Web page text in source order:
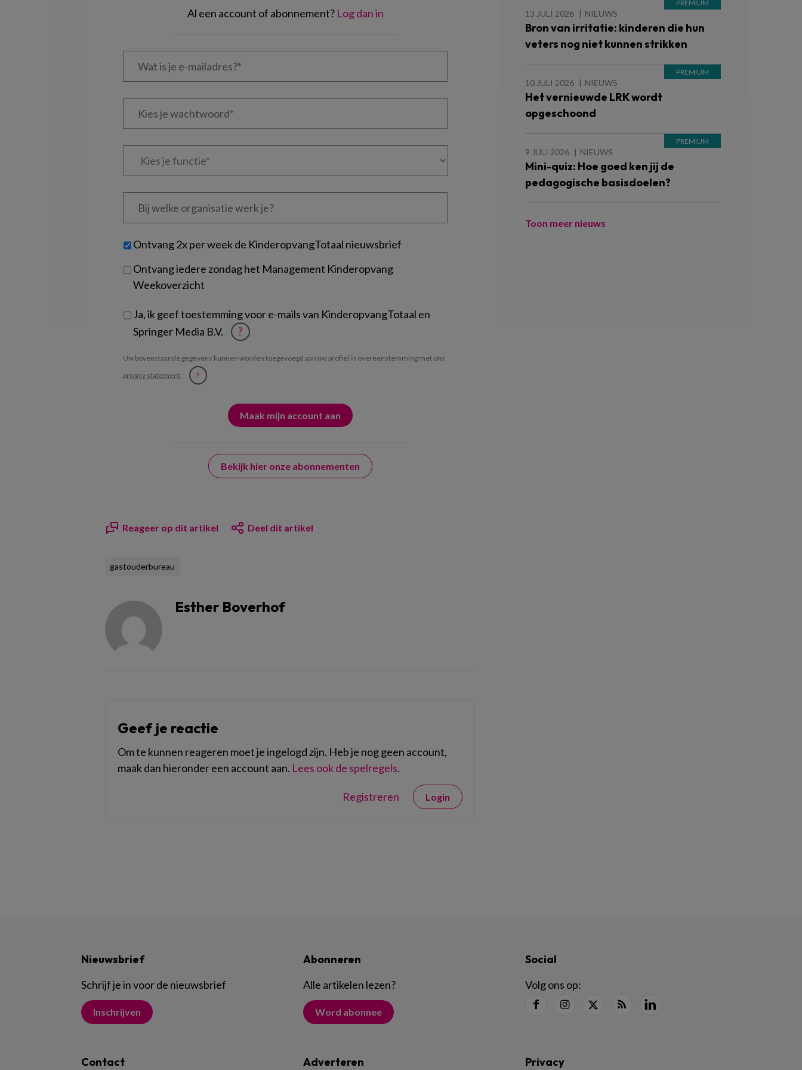
Al een account of abonnement? Log dan in
Wat
Kies
Kies
Bij
welke
je?
Untitled
Ontvang 2x per week de KinderopvangTotaal nieuwsbrief
Ontvang iedere zondag het Management Kinderopvang
Weekoverzicht
Ja, ik geef toestemming voor e-mails van KinderopvangTotaal en
Springer Media B.V.
?
Uw bovenstaande gegevens kunnen worden toegevoegd aan uw profiel in overeenstemming met ons
privacy statement. ?
Bekijk hier onze abonnementen
Reageer op dit artikel Deel dit artikel
gastouderbureau
Esther Boverhof
Geef je reactie
Om te kunnen reageren moet je ingelogd zijn. Heb je nog geen account,
maak dan hieronder een account aan. Lees ook de spelregels.
Registreren Login
13 JULI 2026 NIEUWS
Bron van irritatie: kinderen die hun
veters nog niet kunnen strikken
10 JULI 2026 NIEUWS
Het vernieuwde LRK wordt
opgeschoond
9 JULI 2026 NIEUWS
Mini-quiz: Hoe goed ken jij de
pedagogische basisdoelen?
Toon meer nieuws
Nieuwsbrief
Schrijf je in voor de nieuwsbrief
Inschrijven
Abonneren
Alle artikelen lezen?
Word abonnee
Social
Volg ons op:
Contact Adverteren Privacy